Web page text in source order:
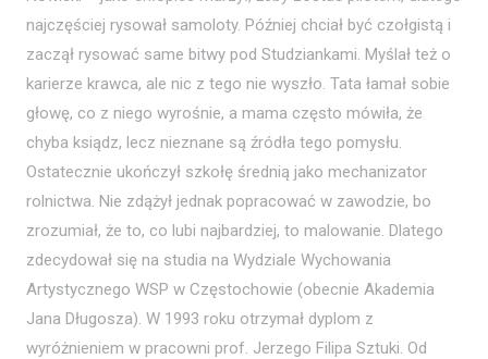
najczęściej rysował samoloty. Później chciał być czołgistą i
zaczął rysować same bitwy pod Studziankami. Myślał też o
karierze krawca, ale nic z tego nie wyszło. Tata łamał sobie
głowę, co z niego wyrośnie, a mama często mówiła, że
chyba ksiądz, lecz nieznane są źródła tego pomysłu.
Ostatecznie ukończył szkołę średnią jako mechanizator
rolnictwa. Nie zdążył jednak popracować w zawodzie, bo
zrozumiał, że to, co lubi najbardziej, to malowanie. Dlatego
zdecydował się na studia na Wydziale Wychowania
Artystycznego WSP w Częstochowie (obecnie Akademia
Jana Długosza). W 1993 roku otrzymał dyplom z
wyróżnieniem w pracowni prof. Jerzego Filipa Sztuki. Od